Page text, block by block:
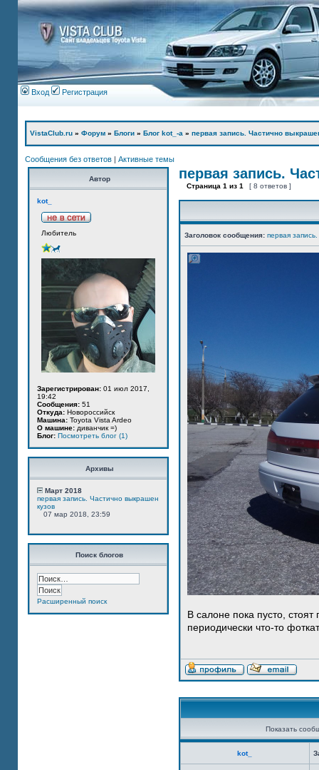
Вход Регистрация
VistaClub.ru » Форум » Блоги » Блог kot_-а » первая запись. Частично
Сообщения без ответов | Активные темы
Автор
kot_
Любитель
Зарегистрирован: 01 июл 2017,
19:42
Сообщения: 51
Откуда: Новороссийск
Машина: Toyota Vista Ardeo
О машине: диванчик =)
Блог: Посмотреть блог (1)
Архивы
Март 2018
первая запись. Частично выкрашен
кузов
07 мар 2018, 23:59
Поиск блогов
Расширенный поиск
первая запись.
Страница 1 из 1 [ 8 ответов ]
Заголовок сообщения: первая
В салоне пока пусто,
периодически что-то
Показать
kot_